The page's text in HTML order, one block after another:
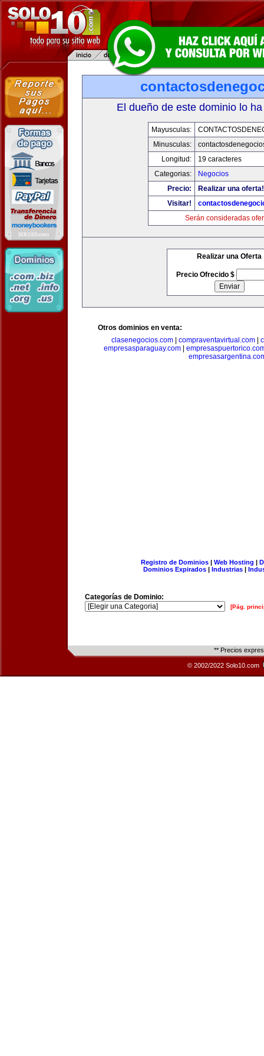
El dueño de este dominio lo
Mayusculas:
Minusculas:
Longitud:
19 caracteres
Categorias:
Negocios
Precio:
Realizar una oferta!
Visitar!
Serán consideradas
Realizar una Oferta
Precio Ofrecido $
Otros dominios en venta:
clasenegocios.com| compraventavirtual.com|
empresasparaguay.com|
Registro de Dominios| Web Hosting |
Dominios Expirados | Industrias |
Categorías de Dominio:
[Pág.
** Precios
© 2002/2022 Solo10.com